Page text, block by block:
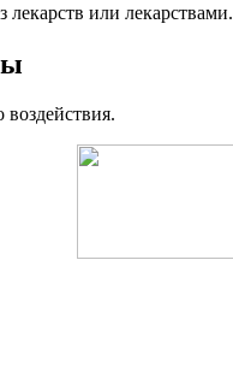
или лекарствами.